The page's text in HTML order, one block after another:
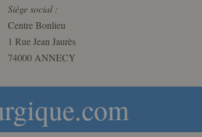
Siège social :
Centre Bonlieu
1 Rue Jean Jaurès
74000 ANNECY